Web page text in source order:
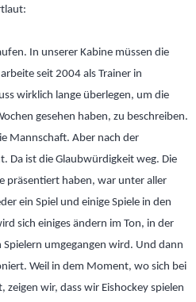
In unserer Kabine müssen die
seit 2004 als Trainer in
wirklich lange überlegen, um die
gesehen haben, zu beschreiben.
Mannschaft. Aber nach der
Da ist die Glaubwürdigkeit weg. Die
präsentiert haben, war unter aller
ein Spiel und einige Spiele in den
sich einiges ändern im Ton, in der
umgegangen wird. Und dann
Weil in dem Moment, wo sich bei
zeigen wir, dass wir Eishockey spielen